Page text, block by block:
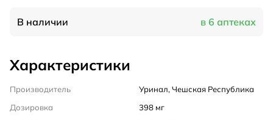
В наличии в 6 аптеках
Характеристики
Производитель
Уринал, Чешская Республика
Дозировка
398 мг